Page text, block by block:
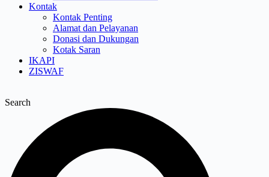
Kontak
Kontak Penting
Alamat dan Pelayanan
Donasi dan Dukungan
Kotak Saran
IKAPI
ZISWAF
Search